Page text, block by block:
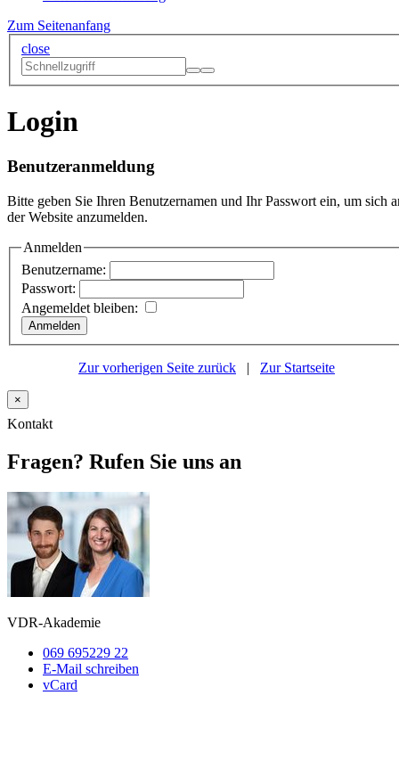
Zum Seitenanfang
close
Login
Benutzeranmeldung
Bitte geben Sie Ihren Benutzernamen und Ihr Passwort ein, um sich
der Website anzumelden.
Anmelden
Benutzername:
Passwort:
Angemeldet bleiben:
Zur vorherigen Seite zurück | Zur Startseite
×
Kontakt
Fragen? Rufen Sie uns an
VDR-Akademie
069 695229 22
E-Mail schreiben
vCard